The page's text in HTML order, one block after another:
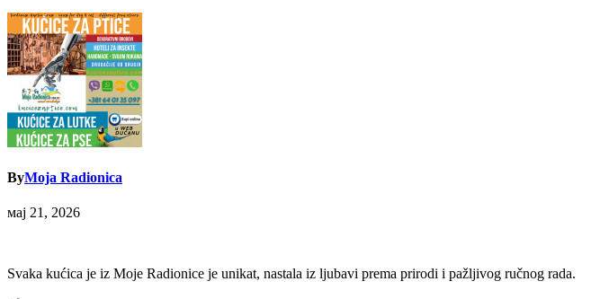
ByMoja Radionica
мај 21, 2026
Svaka kućica je iz Moje Radionice je unikat, nastala iz ljubavi prema prirodi i pažljivog ručnog rada.